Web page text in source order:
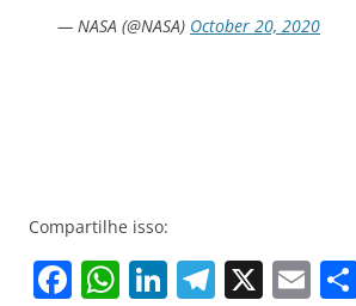
— NASA (@NASA) October 20, 2020
Compartilhe isso:
F W Li T X E